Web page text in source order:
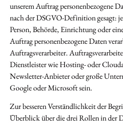
unserem Auftrag personenbezogene
nach der DSGVO-Definition gesagt:
Person, Behörde, Einrichtung oder
Auftrag personenbezogene Daten
Auftragsverarbeiter.
Dienstleister wie Hosting- oder
Newsletter-Anbieter oder große
Google oder Microsoft sein.
Zur besseren Verständlichkeit der
Überblick über die drei Rollen in der